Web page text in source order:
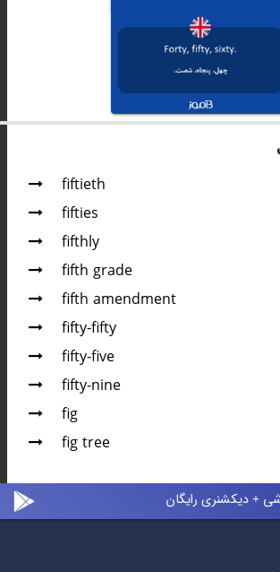
fiftieth
fifties
fifthly
fifth grade
fifth amendment
fifty-fifty
fifty-five
fifty-nine
fig
fig tree
+ دیکشنری رایگان